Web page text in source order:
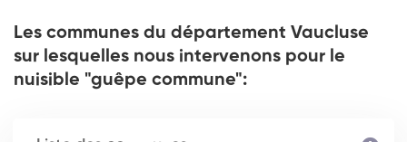
Les communes du département Vaucluse
sur lesquelles nous intervenons pour le
nuisible "guêpe commune":